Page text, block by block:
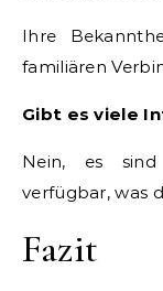
Ihre
familiären
Gibt es viele
Nein, es
verfügbar, was
Fazit